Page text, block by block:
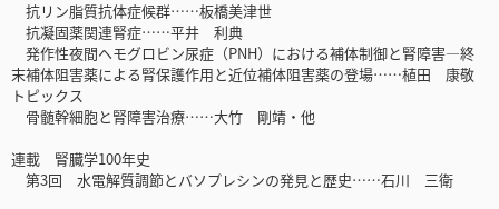
抗リン脂質抗体症候群……板橋美津世
抗凝固薬関連腎症……平井 利典
発作性夜間ヘモグロビン尿症（PNH）における補体制御と腎障害―終
末補体阻害薬による腎保護作用と近位補体阻害薬の登場……植田 康敬
トピックス
骨髄幹細胞と腎障害治療……大竹 剛靖・他
連載 腎臓学100年史
第3回 水電解質調節とバソプレシンの発見と歴史……石川 三衛